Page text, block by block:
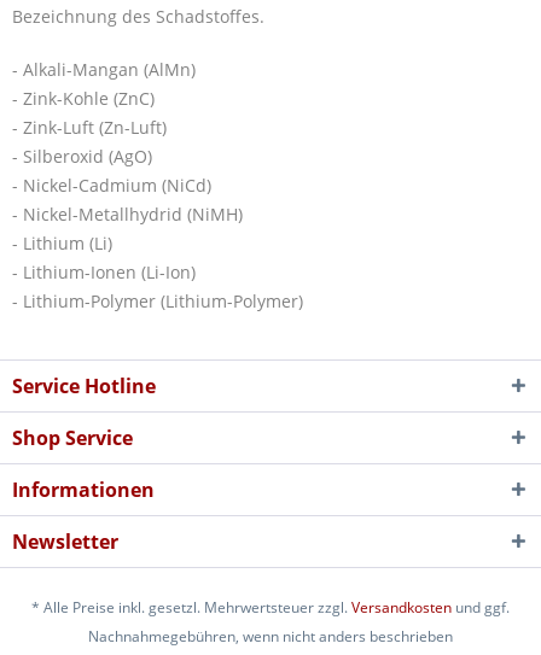
Bezeichnung des Schadstoffes.
- Alkali-Mangan (AlMn)
- Zink-Kohle (ZnC)
- Zink-Luft (Zn-Luft)
- Silberoxid (AgO)
- Nickel-Cadmium (NiCd)
- Nickel-Metallhydrid (NiMH)
- Lithium (Li)
- Lithium-Ionen (Li-Ion)
- Lithium-Polymer (Lithium-Polymer)
Service Hotline
Shop Service
Informationen
Newsletter
* Alle Preise inkl. gesetzl. Mehrwertsteuer zzgl.Versandkosten und ggf.
Nachnahmegebühren, wenn nicht anders beschrieben